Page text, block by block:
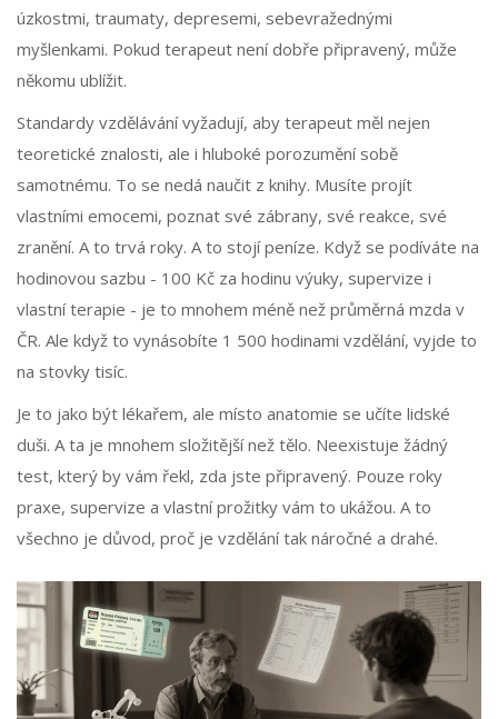
úzkostmi, traumaty, depresemi, sebevražednými
myšlenkami. Pokud terapeut není dobře připravený, může
někomu ublížit.
Standardy vzdělávání vyžadují, aby terapeut měl nejen
teoretické znalosti, ale i hluboké porozumění sobě
samotnému. To se nedá naučit z knihy. Musíte projít
vlastními emocemi, poznat své zábrany, své reakce, své
zranění. A to trvá roky. A to stojí peníze. Když se podíváte na
hodinovou sazbu - 100 Kč za hodinu výuky, supervize i
vlastní terapie - je to mnohem méně než průměrná mzda v
ČR. Ale když to vynásobíte 1 500 hodinami vzdělání, vyjde to
na stovky tisíc.
Je to jako být lékařem, ale místo anatomie se učíte lidské
duši. A ta je mnohem složitější než tělo. Neexistuje žádný
test, který by vám řekl, zda jste připravený. Pouze roky
praxe, supervize a vlastní prožitky vám to ukážou. A to
všechno je důvod, proč je vzdělání tak náročné a drahé.